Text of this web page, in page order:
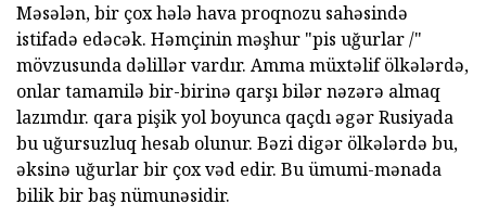
Məsələn, bir çox hələ hava proqnozu sahəsində
istifadə edəcək. Həmçinin məşhur "pis uğurlar /"
mövzusunda dəlillər vardır. Amma müxtəlif ölkələrdə,
onlar tamamilə bir-birinə qarşı bilər nəzərə almaq
lazımdır. qara pişik yol boyunca qaçdı əgər Rusiyada
bu uğursuzluq hesab olunur. Bəzi digər ölkələrdə bu,
əksinə uğurlar bir çox vəd edir. Bu ümumi-mənada
bilik bir baş nümunəsidir.